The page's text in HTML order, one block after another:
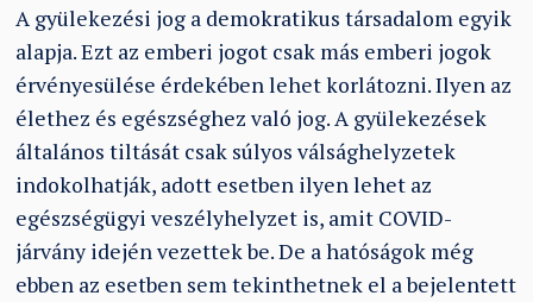
A gyülekezési jog a demokratikus társadalom egyik
alapja. Ezt az emberi jogot csak más emberi jogok
érvényesülése érdekében lehet korlátozni. Ilyen az
élethez és egészséghez való jog. A gyülekezések
általános tiltását csak súlyos válsághelyzetek
indokolhatják, adott esetben ilyen lehet az
egészségügyi veszélyhelyzet is, amit COVID-
járvány idején vezettek be. De a hatóságok még
ebben az esetben sem tekinthetnek el a bejelentett